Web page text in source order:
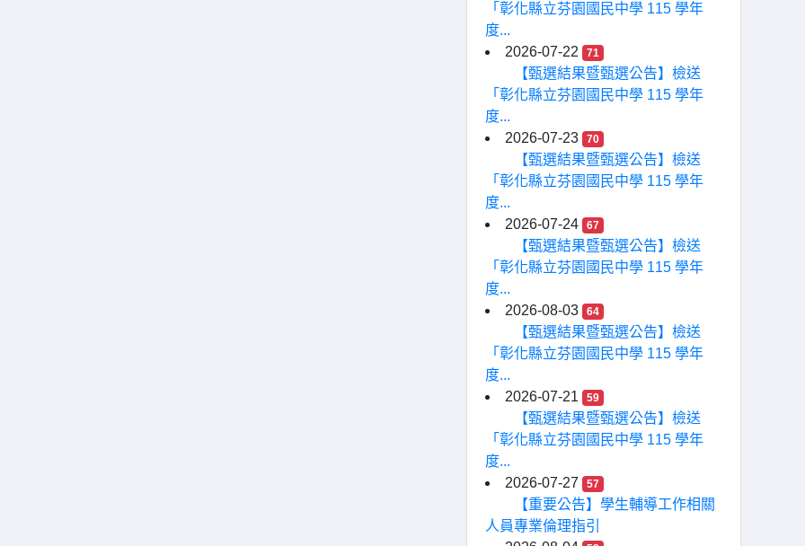
「彰化縣立芬園國民中學 115 學年
度...
2026-07-22
71
【甄選結果暨甄選公告】檢送
「彰化縣立芬園國民中學 115 學年
度...
2026-07-23
70
【甄選結果暨甄選公告】檢送
「彰化縣立芬園國民中學 115 學年
度...
2026-07-24
67
【甄選結果暨甄選公告】檢送
「彰化縣立芬園國民中學 115 學年
度...
2026-08-03
64
【甄選結果暨甄選公告】檢送
「彰化縣立芬園國民中學 115 學年
度...
2026-07-21
59
【甄選結果暨甄選公告】檢送
「彰化縣立芬園國民中學 115 學年
度...
2026-07-27
57
【重要公告】學生輔導工作相關
人員專業倫理指引